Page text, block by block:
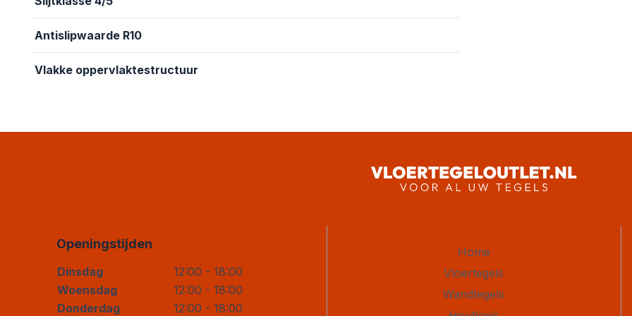
Antislipwaarde R10
Vlakke oppervlaktestructuur
Openingstijden
Dinsdag
12:00 - 18:00
Woensdag
12:00 - 18:00
Donderdag
12:00 - 18:00
Home
Vloertegels
Wandtegels